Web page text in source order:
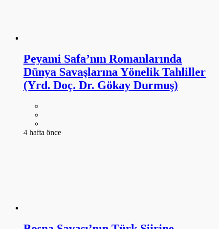
Peyami Safa’nın Romanlarında
Dünya Savaşlarına Yönelik Tahliller
(Yrd. Doç. Dr. Gökay Durmuş)
4 hafta önce